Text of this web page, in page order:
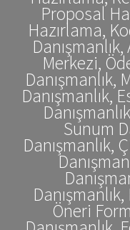
Proposal
Hazırlama,
Merkezi,
Danışmanlık,
Danışmanlık,
Sunum
Danışmanlık,
Öneri